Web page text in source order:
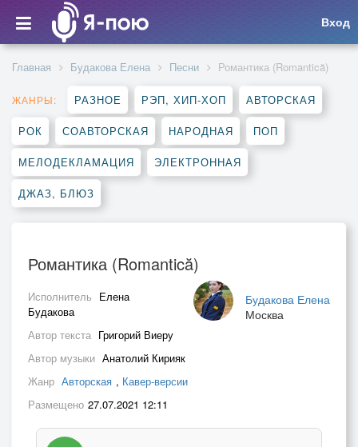
Вход
Главная Будакова Елена Песни Романтика (Romantică)
ЖАНРЫ: РАЗНОЕ РЭП, ХИП-ХОП АВТОРСКАЯ
РОК СОАВТОРСКАЯ НАРОДНАЯ ПОП
МЕЛОДЕКЛАМАЦИЯ ЭЛЕКТРОННАЯ
ДЖАЗ, БЛЮЗ
Романтика (Romantică)
Будакова Елена
Москва
Исполнитель Елена
Будакова
Автор текста Григорий Виеру
Автор музыки Анатолий Кирияк
Жанр Авторская , Кавер-версии
Размещено 27.07.2021 12:11